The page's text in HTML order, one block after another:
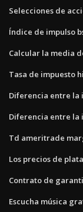
Selecciones de
Índice de impulso
Calcular la media
Tasa de impuesto
Diferencia entre la
Diferencia entre la
Td ameritrade
Los precios de
Contrato de
Escucha música